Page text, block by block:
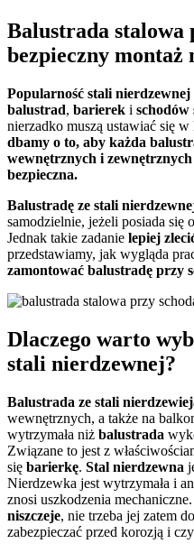
Balustrada stalowa
bezpieczny
Popularność stali nierdzewnej
balustrad, barierek i schodów
nierzadko muszą ustawiać się
dbamy o to, aby każda
wewnętrznych i
bezpieczna.
Balustradę ze stali
samodzielnie, jeżeli posiada się
Jednak takie zadanie lepiej
przedstawiamy, jak wygląda
zamontować balustradę przy
Dlaczego warto
stali nierdzewnej?
Balustrada ze stali
wewnętrznych, a także na
wytrzymała niż balustrada
Związane to jest z
się barierkę. Stal nierdzewna
Nierdzewka jest wytrzymała i
znosi uszkodzenia mechaniczne.
niszczeje, nie trzeba jej zatem
zabezpieczać przed korozją i